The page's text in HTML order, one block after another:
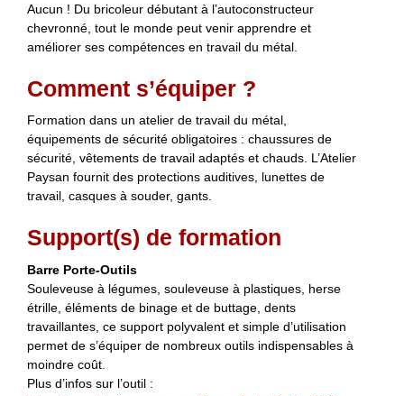
Aucun ! Du bricoleur débutant à l’autoconstructeur
chevronné, tout le monde peut venir apprendre et
améliorer ses compétences en travail du métal.
Comment s’équiper ?
Formation dans un atelier de travail du métal,
équipements de sécurité obligatoires : chaussures de
sécurité, vêtements de travail adaptés et chauds. L’Atelier
Paysan fournit des protections auditives, lunettes de
travail, casques à souder, gants.
Support(s) de formation
Barre Porte-Outils
Souleveuse à légumes, souleveuse à plastiques, herse
étrille, éléments de binage et de buttage, dents
travaillantes, ce support polyvalent et simple d’utilisation
permet de s’équiper de nombreux outils indispensables à
moindre coût.
Plus d’infos sur l’outil :